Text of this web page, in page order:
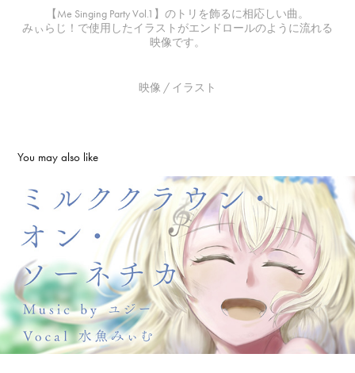
【Me Singing Party Vol.1】のトリを飾るに相応しい曲。
みぃらじ！で使用したイラストがエンドロールのように流れる
映像です。
映像 / イラスト
You may also like
ミルククラウン・オン・ソーネチカ/Covered by 水魚み
ぃむ
2023